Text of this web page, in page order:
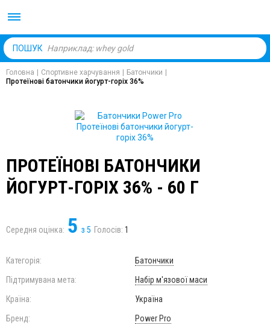
ПОШУК
Головна Спортивне харчування Батончики
Протеїнові батончики йогурт-горіх 36%
ПРОТЕЇНОВІ БАТОНЧИКИ
ЙОГУРТ-ГОРІХ 36% - 60 Г
Середня оцінка: 5 з 5 Голосів: 1
Категорія:
Батончики
Підтримувана мета:
Набір м'язової маси
Країна:
Україна
Бренд:
Power Pro